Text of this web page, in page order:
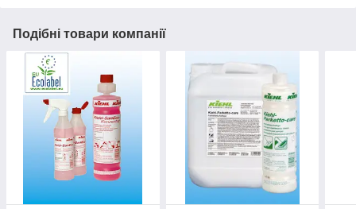
Подібні товари компанії